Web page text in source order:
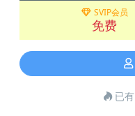
SVIP会员
免费
已有